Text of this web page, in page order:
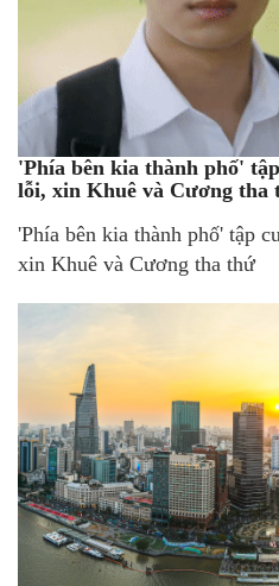
'Phía bên kia thành phố'
lỗi, xin Khuê và Cương tha
'Phía bên kia thành phố' tập
xin Khuê và Cương tha thứ